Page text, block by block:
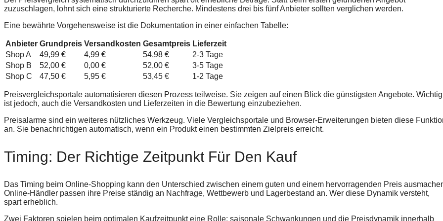
zuzuschlagen, lohnt sich eine strukturierte Recherche. Mindestens drei bis fünf Anbieter sollten verglichen werden.
Eine bewährte Vorgehensweise ist die Dokumentation in einer einfachen Tabelle:
Anbieter Grundpreis Versandkosten Gesamtpreis Lieferzeit
Shop A
49,99 € 4,99 € 54,98 €
2-3 Tage
Shop B
52,00 € 0,00 € 52,00 €
3-5 Tage
Shop C
47,50 € 5,95 € 53,45 € 1-2 Tage
Preisvergleichsportale automatisieren diesen Prozess teilweise. Sie zeigen auf einen Blick die günstigsten Angebote. Wichtig
ist jedoch, auch die Versandkosten und Lieferzeiten in die Bewertung einzubeziehen.
Preisalarme sind ein weiteres nützliches Werkzeug. Viele Vergleichsportale und Browser-Erweiterungen bieten diese
an. Sie benachrichtigen automatisch, wenn ein Produkt einen bestimmten Zielpreis erreicht.
Timing: Der Richtige Zeitpunkt Für Den Kauf
Das Timing beim Online-Shopping kann den Unterschied zwischen einem guten und einem hervorragenden Preis
Online-Händler passen ihre Preise ständig an Nachfrage, Wettbewerb und Lagerbestand an. Wer diese Dynamik versteht,
spart erheblich.
Zwei Faktoren spielen beim optimalen Kaufzeitpunkt eine Rolle: saisonale Schwankungen und die Preisdynamik innerhalb